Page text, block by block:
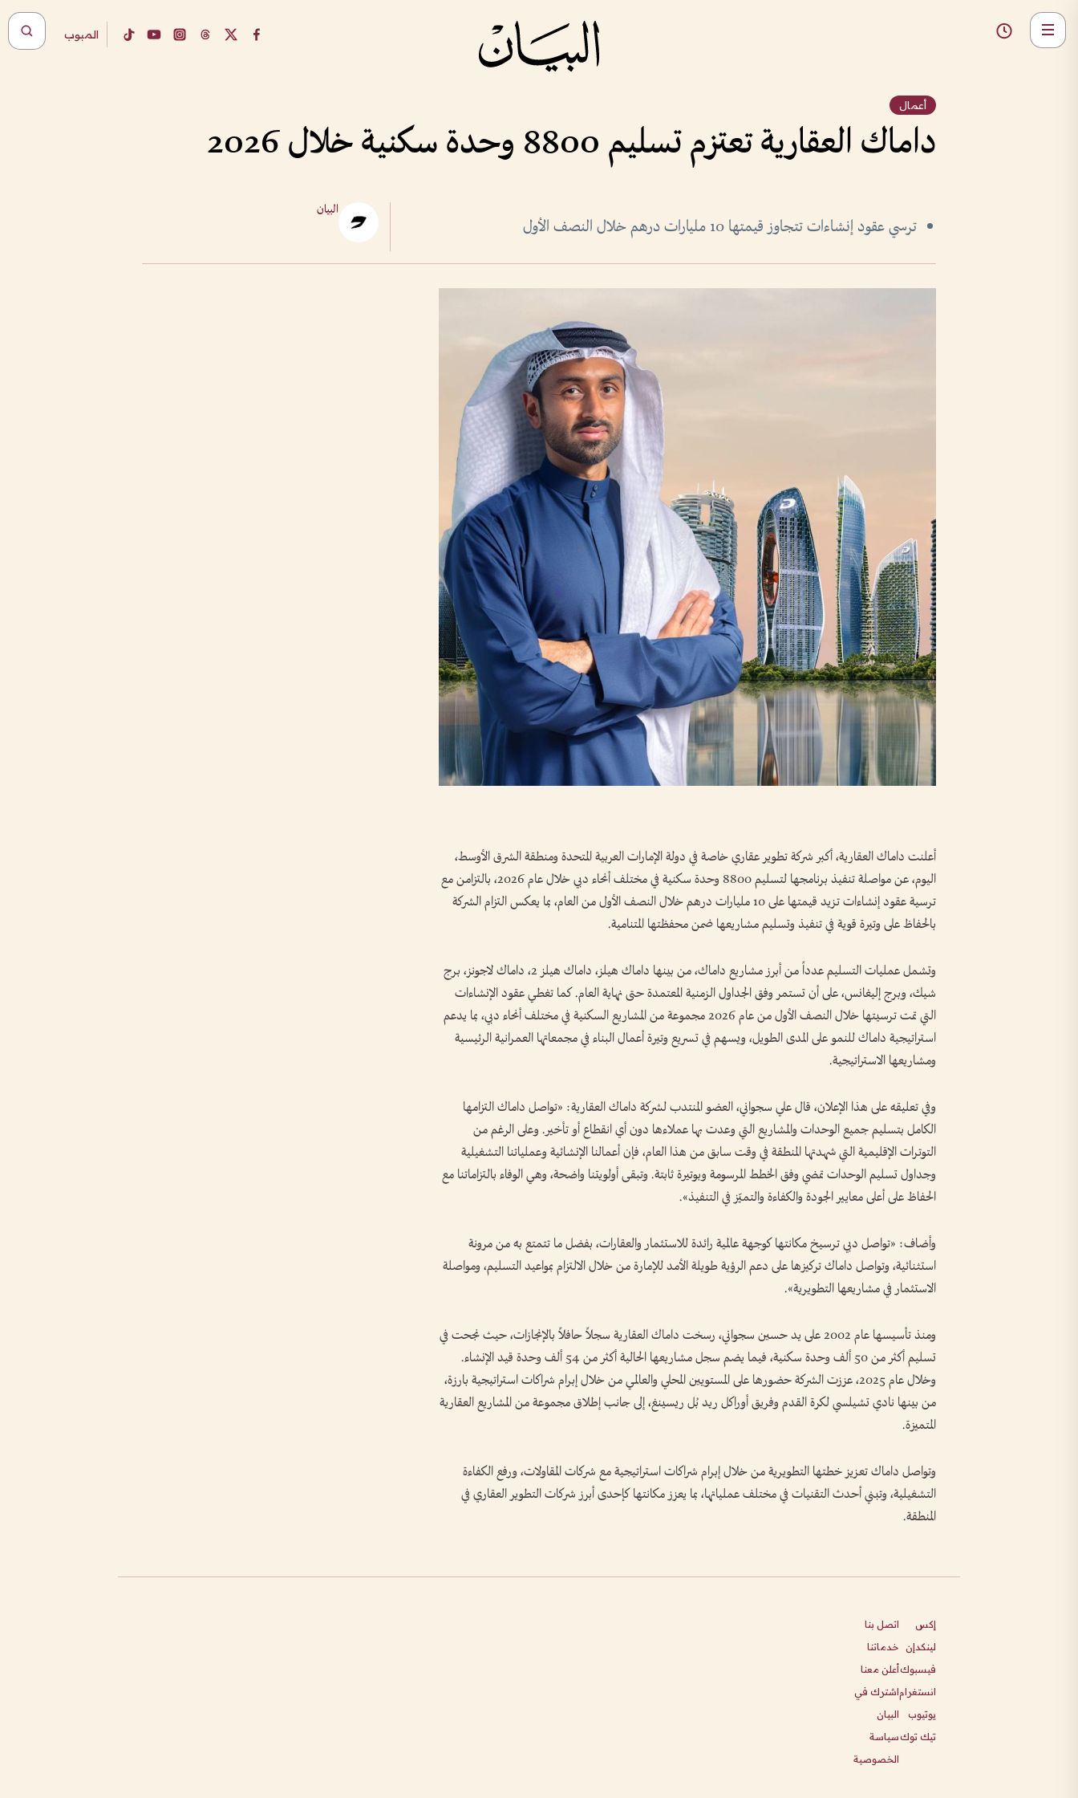
المبوب
أعمال
داماك العقارية تعتزم تسليم 8800 وحدة سكنية خلال 2026
ترسي عقود إنشاءات تتجاوز قيمتها 10 مليارات درهم خلال النصف الأول
البيان
أعلنت داماك العقارية، أكبر شركة تطوير عقاري خاصة في دولة الإمارات العربية المتحدة ومنطقة الشرق الأوسط،
اليوم، عن مواصلة تنفيذ برنامجها لتسليم 8800 وحدة سكنية في مختلف أنحاء دبي خلال عام 2026، بالتزامن مع
ترسية عقود إنشاءات تزيد قيمتها على 10 مليارات درهم خلال النصف الأول من العام، بما يعكس التزام الشركة
بالحفاظ على وتيرة قوية في تنفيذ وتسليم مشاريعها ضمن محفظتها المتنامية.
وتشمل عمليات التسليم عدداً من أبرز مشاريع داماك، من بينها داماك هيلز، داماك هيلز 2، داماك لاجونز، برج
شيك، وبرج إليغانس، على أن تستمر وفق الجداول الزمنية المعتمدة حتى نهاية العام. كما تغطي عقود الإنشاءات
التي تمت ترسيتها خلال النصف الأول من عام 2026 مجموعة من المشاريع السكنية في مختلف أنحاء دبي، بما يدعم
استراتيجية داماك للنمو على المدى الطويل، ويسهم في تسريع وتيرة أعمال البناء في مجمعاتها العمرانية الرئيسية
ومشاريعها الاستراتيجية.
وفي تعليقه على هذا الإعلان، قال علي سجواني، العضو المنتدب لشركة داماك العقارية: «تواصل داماك التزامها
الكامل بتسليم جميع الوحدات والمشاريع التي وعدت بها عملاءها دون أي انقطاع أو تأخير. وعلى الرغم من
التوترات الإقليمية التي شهدتها المنطقة في وقت سابق من هذا العام، فإن أعمالنا الإنشائية وعملياتنا التشغيلية
وجداول تسليم الوحدات تمضي وفق الخطط المرسومة وبوتيرة ثابتة. وتبقى أولويتنا واضحة، وهي الوفاء بالتزاماتنا مع
الحفاظ على أعلى معايير الجودة والكفاءة والتميّز في التنفيذ».
وأضاف: «تواصل دبي ترسيخ مكانتها كوجهة عالمية رائدة للاستثمار والعقارات، بفضل ما تتمتع به من مرونة
استثنائية، وتواصل داماك تركيزها على دعم الرؤية طويلة الأمد للإمارة من خلال الالتزام بمواعيد التسليم، ومواصلة
الاستثمار في مشاريعها التطويرية».
ومنذ تأسيسها عام 2002 على يد حسين سجواني، رسخت داماك العقارية سجلاً حافلاً بالإنجازات، حيث نجحت في
تسليم أكثر من 50 ألف وحدة سكنية، فيما يضم سجل مشاريعها الحالية أكثر من 54 ألف وحدة قيد الإنشاء.
وخلال عام 2025، عززت الشركة حضورها على المستويين المحلي والعالمي من خلال إبرام شراكات استراتيجية بارزة،
من بينها نادي تشيلسي لكرة القدم وفريق أوراكل ريد بُل ريسينغ، إلى جانب إطلاق مجموعة من المشاريع العقارية
المتميزة.
وتواصل داماك تعزيز خطتها التطويرية من خلال إبرام شراكات استراتيجية مع شركات المقاولات، ورفع الكفاءة
التشغيلية، وتبني أحدث التقنيات في مختلف عملياتها، بما يعزز مكانتها كإحدى أبرز شركات التطوير العقاري في
المنطقة.
إكس
لينكدإن
فيسبوك
انستغرام
يوتيوب
تيك توك
اتصل بنا
خدماتنا
أعلن معنا
اشترك في
البيان
سياسة
الخصوصية